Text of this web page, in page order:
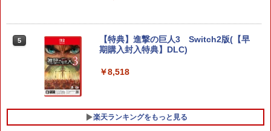
5
【特典】進撃の巨人3 Switch2版(【早
期購入封入特典】DLC)
￥8,518
楽天ランキングをもっと見る